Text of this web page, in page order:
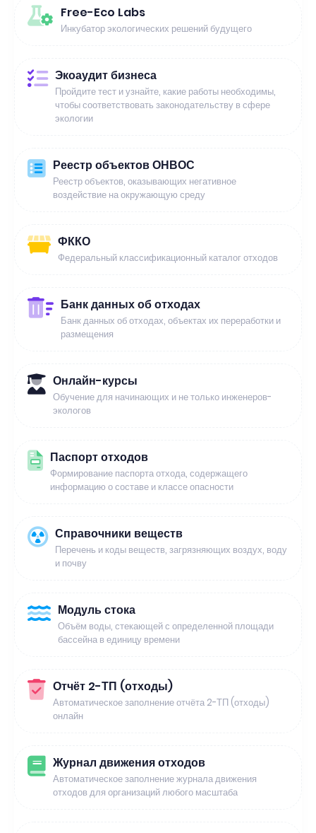
Free-Eco Labs
Инкубатор экологических решений будущего
Экоаудит бизнеса
Пройдите тест и узнайте, какие работы необходимы,
чтобы соответствовать законодательству в сфере
экологии
Реестр объектов ОНВОС
Реестр объектов, оказывающих негативное
воздействие на окружающую среду
ФККО
Федеральный классификационный каталог отходов
Банк данных об отходах
Банк данных об отходах, объектах их переработки и
размещения
Онлайн-курсы
Обучение для начинающих и не только инженеров-
экологов
Паспорт отходов
Формирование паспорта отхода, содержащего
информацию о составе и классе опасности
Справочники веществ
Перечень и коды веществ, загрязняющих воздух, воду
и почву
Модуль стока
Объём воды, стекающей с определенной площади
бассейна в единицу времени
Отчёт 2-ТП (отходы)
Автоматическое заполнение отчёта 2-ТП (отходы)
онлайн
Журнал движения отходов
Автоматическое заполнение журнала движения
отходов для организаций любого масштаба